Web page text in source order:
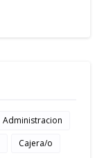
Administracion
Cajera/o